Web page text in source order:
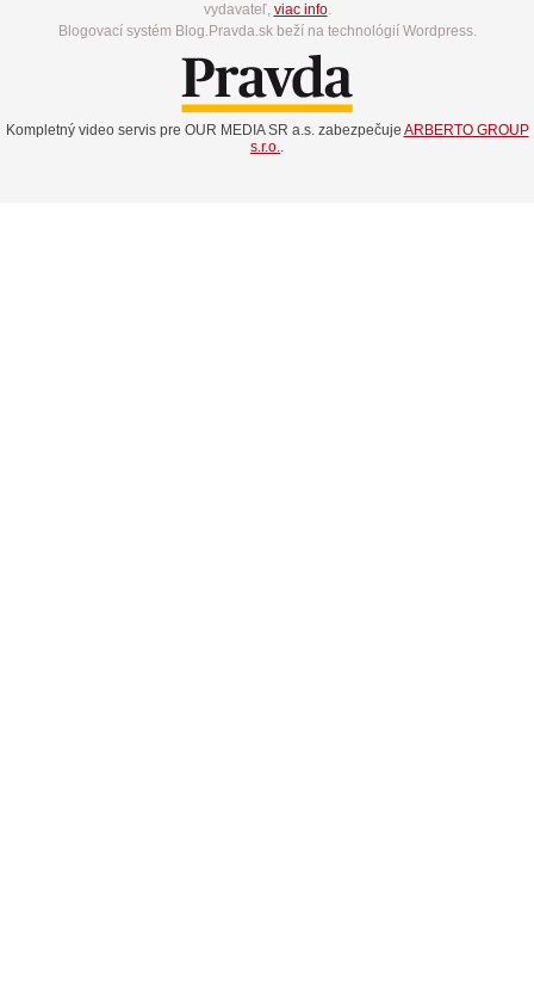
vydavateľ, viac info.
Blogovací systém Blog.Pravda.sk beží na technológií Wordpress.
Kompletný video servis pre OUR MEDIA SR a.s. zabezpečuje ARBERTO GROUP
s.r.o..